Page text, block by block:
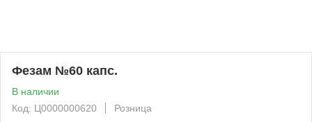
Фезам №60 капс.
В наличии
Код: Ц0000000620
Розница